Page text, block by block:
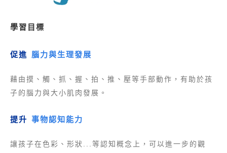
學習目標
促進 腦力與生理發展
藉由摸、觸、抓、握、拍、推、壓等手部動作，有助於孩
子的腦力與大小肌肉發展。
提升 事物認知能力
讓孩子在色彩、形狀
等認知概念上，可以進一步的觀